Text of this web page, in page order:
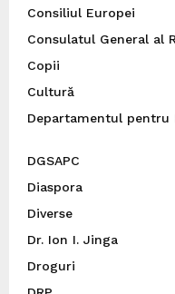
Consiliul Europei
Consulatul General al
Copii
Cultură
Departamentul pentru
DGSAPC
Diaspora
Diverse
Dr. Ion I. Jinga
Droguri